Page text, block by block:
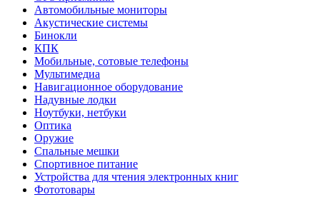
Автомобильные мониторы
Акустические системы
Бинокли
КПК
Мобильные, сотовые телефоны
Мультимедиа
Навигационное оборудование
Надувные лодки
Ноутбуки, нетбуки
Оптика
Оружие
Спальные мешки
Спортивное питание
Устройства для чтения электронных книг
Фототовары